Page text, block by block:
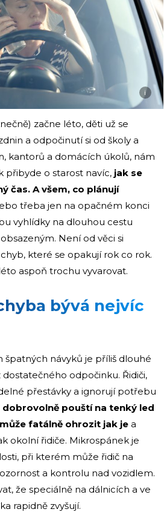
i
začne léto, děti už se
a odpočinutí si od školy a
kantorů a domácích úkolů, nám
přibyde o starost navíc, jak se
čas. A všem, co plánují
třeba jen na opačném konci
vyhlídky na dlouhou cestu
Není od věci si
které se opakují rok co rok.
aspoň trochu vyvarovat.
bývá nejvíc
špatných návyků je příliš dlouhé
odpočinku. Řidiči,
přestávky a ignorují potřebu
dobrovolně pouští na tenký led
fatálně ohrozit jak je a
okolní řidiče. Mikrospánek je
při kterém může řidič na
a kontrolu nad vozidlem.
že speciálně na dálnicích a ve
rapidně zvyšují.